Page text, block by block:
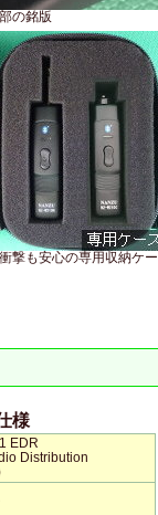
の銘版
撃も安心の専用収納ケー
様
EDR
Distribution